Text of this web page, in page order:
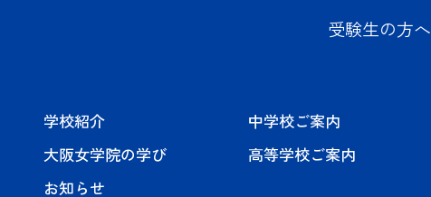
受験生の方へ
学校紹介
大阪女学院の学び
お知らせ
中学校ご案内
高等学校ご案内